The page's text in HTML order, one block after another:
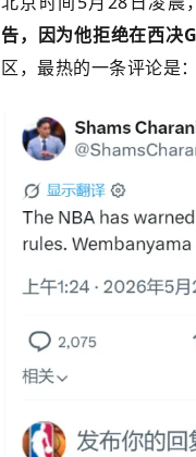
告，因为他拒绝在西决
区，最热的一条评论是：